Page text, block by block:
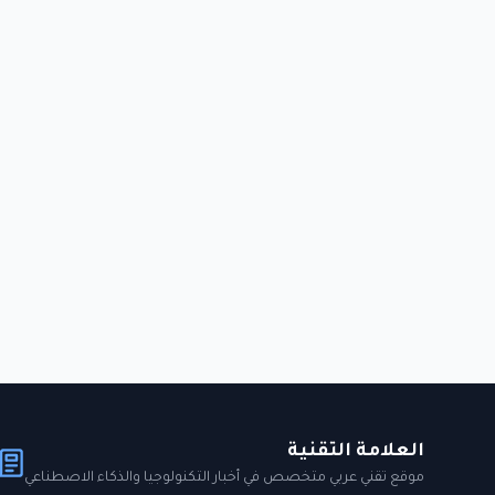
العلامة التقنية
موقع تقني عربي متخصص في أخبار التكنولوجيا والذكاء الاصطناعي